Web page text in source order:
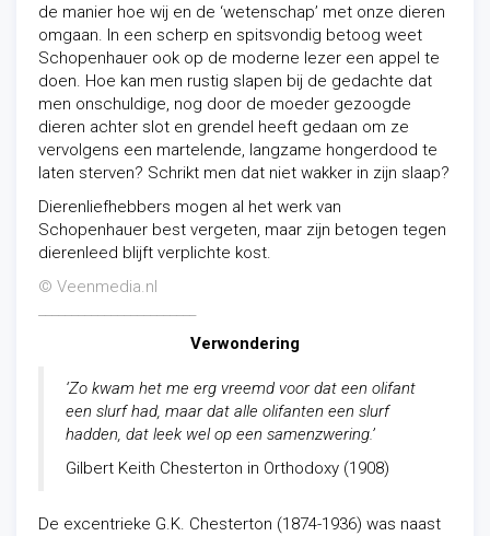
de manier hoe wij en de ‘wetenschap’ met onze dieren
omgaan. In een scherp en spitsvondig betoog weet
Schopenhauer ook op de moderne lezer een appel te
doen. Hoe kan men rustig slapen bij de gedachte dat
men onschuldige, nog door de moeder gezoogde
dieren achter slot en grendel heeft gedaan om ze
vervolgens een martelende, langzame hongerdood te
laten sterven? Schrikt men dat niet wakker in zijn slaap?
Dierenliefhebbers mogen al het werk van
Schopenhauer best vergeten, maar zijn betogen tegen
dierenleed blijft verplichte kost.
© Veenmedia.nl
Verwondering
‘Zo kwam het me erg vreemd voor dat een olifant
een slurf had, maar dat alle olifanten een slurf
hadden, dat leek wel op een samenzwering.’
Gilbert Keith Chesterton in Orthodoxy (1908)
De excentrieke G.K. Chesterton (1874-1936) was naast